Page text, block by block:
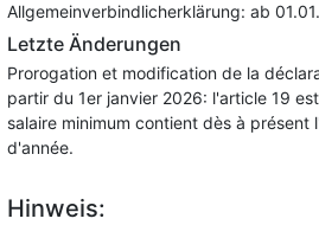
Allgemeinverbindlicherklärung: ab
Letzte Änderungen
Prorogation et modification de la
partir du 1er janvier 2026: l'article 19
salaire minimum contient dès à présent
d'année.
Hinweis: